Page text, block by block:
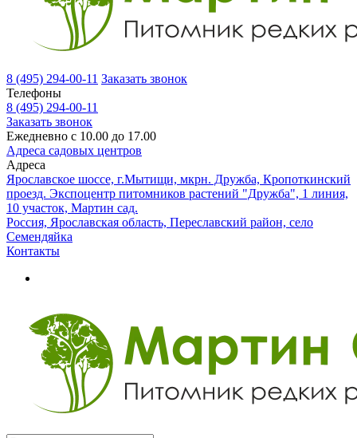
8 (495) 294-00-11 Заказать звонок
Телефоны
8 (495) 294-00-11
Заказать звонок
Ежедневно с 10.00 до 17.00
Адреса садовых центров
Адреса
Ярославское шоссе, г.Мытищи, мкрн. Дружба, Кропоткинский
проезд. Экспоцентр питомников растений "Дружба", 1 линия,
10 участок, Мартин сад.
Россия, Ярославская область, Переславский район, село
Семендяйка
Контакты